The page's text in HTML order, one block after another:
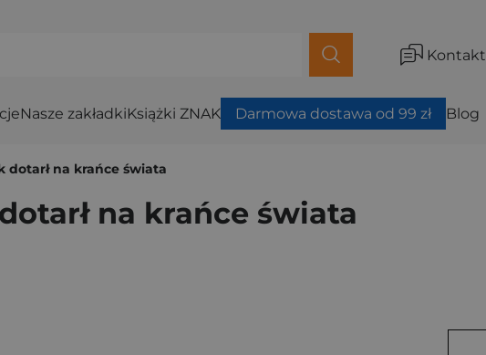
Kontakt
Nasze zakładkiKsiążki ZNAK Darmowa dostawa od 99 zł Blog
dotarł na krańce świata
na krańce świata